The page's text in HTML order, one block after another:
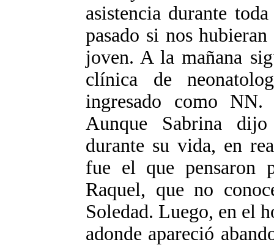
asistencia durante
pasado si nos
joven. A la mañana
clínica de
ingresado como
Aunque Sabrina
durante su vida, en
fue el que pensaron
Raquel, que no
Soledad. Luego, en el
adonde apareció